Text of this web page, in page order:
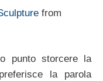
from
punto storcere la
la parola